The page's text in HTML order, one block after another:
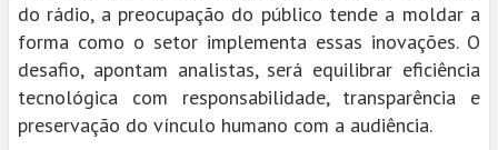
do rádio, a preocupação do público tende a moldar a
forma como o setor implementa essas inovações. O
desafio, apontam analistas, será equilibrar eficiência
tecnológica com responsabilidade, transparência e
preservação do vínculo humano com a audiência.